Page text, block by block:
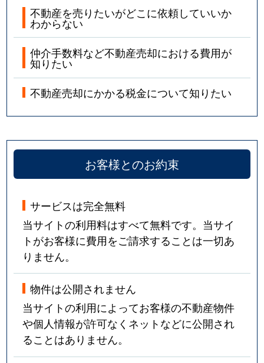
不動産を売りたいがどこに依頼していいか
わからない
仲介手数料など不動産売却における費用が
知りたい
不動産売却にかかる税金について知りたい
お客様とのお約束
サービスは完全無料
当サイトの利用料はすべて無料です。当サイ
トがお客様に費用をご請求することは一切あ
りません。
物件は公開されません
当サイトの利用によってお客様の不動産物件
や個人情報が許可なくネットなどに公開され
ることはありません。